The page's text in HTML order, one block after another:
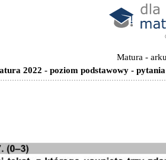
Matura -
2022 - poziom podstawowy -